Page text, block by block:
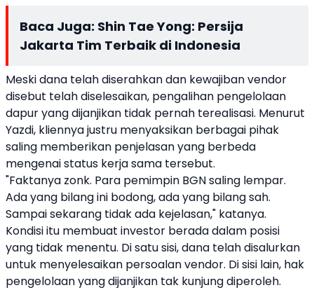
Baca Juga: Shin Tae Yong: Persija
Jakarta Tim Terbaik di Indonesia
Meski dana telah diserahkan dan kewajiban vendor
disebut telah diselesaikan, pengalihan pengelolaan
dapur yang dijanjikan tidak pernah terealisasi. Menurut
Yazdi, kliennya justru menyaksikan berbagai pihak
saling memberikan penjelasan yang berbeda
mengenai status kerja sama tersebut.
"Faktanya zonk. Para pemimpin BGN saling lempar.
Ada yang bilang ini bodong, ada yang bilang sah.
Sampai sekarang tidak ada kejelasan," katanya.
Kondisi itu membuat investor berada dalam posisi
yang tidak menentu. Di satu sisi, dana telah disalurkan
untuk menyelesaikan persoalan vendor. Di sisi lain, hak
pengelolaan yang dijanjikan tak kunjung diperoleh.